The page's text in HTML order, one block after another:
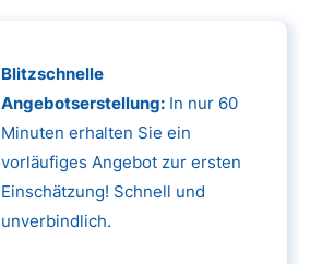
Blitzschnelle
Angebotserstellung:In nur 60
Minuten erhalten Sie ein
vorläufiges Angebot zur ersten
Einschätzung! Schnell und
unverbindlich.